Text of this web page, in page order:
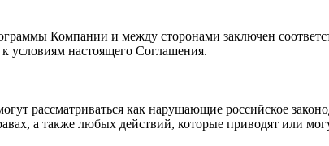
Компании и между сторонами заключен
условиям настоящего Соглашения.
рассматриваться как нарушающие российское
а также любых действий, которые приводят или